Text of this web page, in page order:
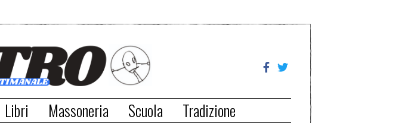
Libri Massoneria Scuola Tradizione